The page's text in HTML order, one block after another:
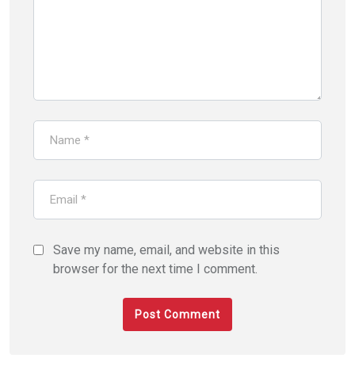
Save my name, email, and website in this
browser for the next time I comment.